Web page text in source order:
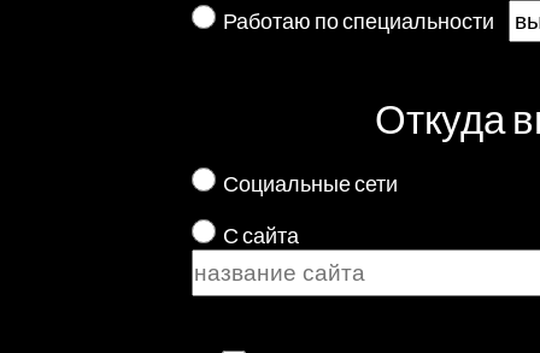
Работаю по специальности
Откуда
Социальные сети
С сайта